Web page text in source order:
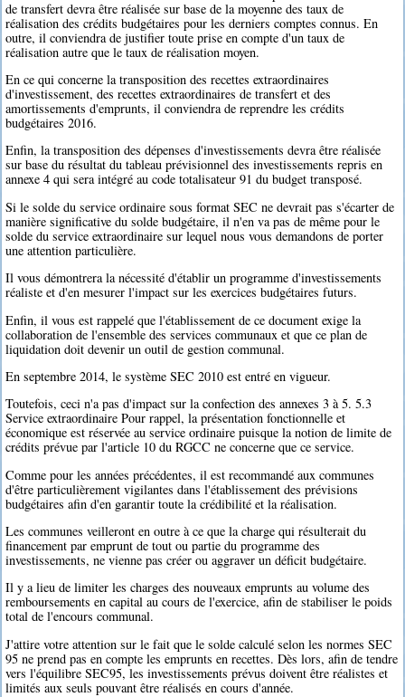
de transfert devra être réalisée sur base de la moyenne des taux de
réalisation des crédits budgétaires pour les derniers comptes connus. En
outre, il conviendra de justifier toute prise en compte d'un taux de
réalisation autre que le taux de réalisation moyen.
En ce qui concerne la transposition des recettes extraordinaires
d'investissement, des recettes extraordinaires de transfert et des
amortissements d'emprunts, il conviendra de reprendre les crédits
budgétaires 2016.
Enfin, la transposition des dépenses d'investissements devra être réalisée
sur base du résultat du tableau prévisionnel des investissements repris en
annexe 4 qui sera intégré au code totalisateur 91 du budget transposé.
Si le solde du service ordinaire sous format SEC ne devrait pas s'écarter de
manière significative du solde budgétaire, il n'en va pas de même pour le
solde du service extraordinaire sur lequel nous vous demandons de porter
une attention particulière.
Il vous démontrera la nécessité d'établir un programme d'investissements
réaliste et d'en mesurer l'impact sur les exercices budgétaires futurs.
Enfin, il vous est rappelé que l'établissement de ce document exige la
collaboration de l'ensemble des services communaux et que ce plan de
liquidation doit devenir un outil de gestion communal.
En septembre 2014, le système SEC 2010 est entré en vigueur.
Toutefois, ceci n'a pas d'impact sur la confection des annexes 3 à 5. 5.3
Service extraordinaire Pour rappel, la présentation fonctionnelle et
économique est réservée au service ordinaire puisque la notion de limite de
crédits prévue par l'article 10 du RGCC ne concerne que ce service.
Comme pour les années précédentes, il est recommandé aux communes
d'être particulièrement vigilantes dans l'établissement des prévisions
budgétaires afin d'en garantir toute la crédibilité et la réalisation.
Les communes veilleront en outre à ce que la charge qui résulterait du
financement par emprunt de tout ou partie du programme des
investissements, ne vienne pas créer ou aggraver un déficit budgétaire.
Il y a lieu de limiter les charges des nouveaux emprunts au volume des
remboursements en capital au cours de l'exercice, afin de stabiliser le poids
total de l'encours communal.
J'attire votre attention sur le fait que le solde calculé selon les normes SEC
95 ne prend pas en compte les emprunts en recettes. Dès lors, afin de tendre
vers l'équilibre SEC95, les investissements prévus doivent être réalistes et
limités aux seuls pouvant être réalisés en cours d'année.